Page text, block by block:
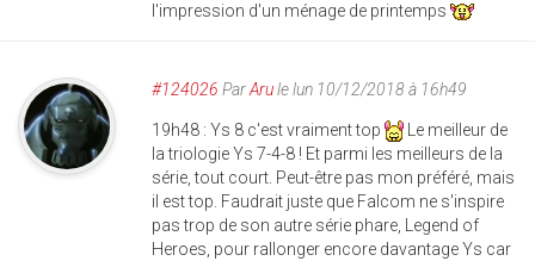
l'impression d'un ménage de printemps
#124026 ParArule lun 10/12/2018 à 16h49
19h48 : Ys 8 c'est vraiment top
Le meilleur de
la triologie Ys 7-4-8 ! Et parmi les meilleurs de la
série, tout court. Peut-être pas mon préféré, mais
il est top. Faudrait juste que Falcom ne s'inspire
pas trop de son autre série phare, Legend of
Heroes, pour rallonger encore davantage Ys car